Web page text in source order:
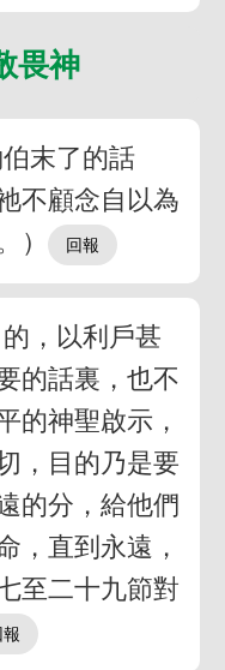
畏神
末了的話
不顧念自以為
）
，以利戶甚
的話裏，也不
的神聖啟示，
，目的乃是要
的分，給他們
，直到永遠，
至二十九節對